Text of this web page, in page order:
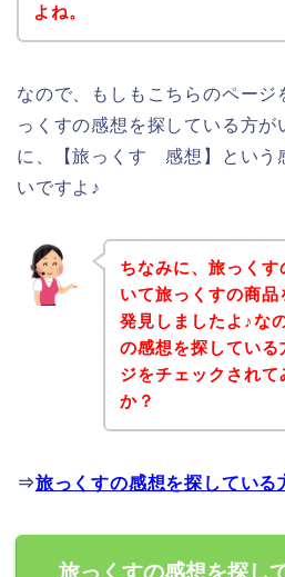
よね。
なので、もしもこちらのページ
っくすの感想を探している方が
に、【旅っくす 感想】という
いですよ♪
ちなみに、旅っく
いて旅っくすの商
発見しましたよ♪な
の感想を探してい
ジをチェックされて
か？
⇒旅っくすの感想を探している
旅っくすの感想を探し